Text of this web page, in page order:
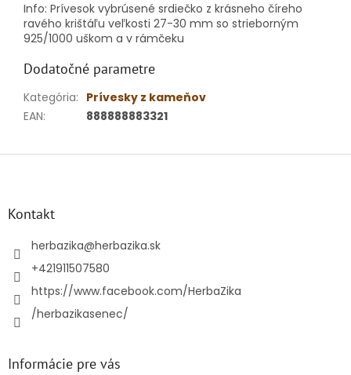
Info: Prívesok vybrúsené srdiečko z krásneho číreho
ravého krištáľu veľkosti 27-30 mm so strieborným
925/1000 uškom a v rámčeku
Dodatočné parametre
Kategória: Prívesky z kameňov
EAN: 888888883321
Kontakt
herbazika@herbazika.sk
+421911507580
https://www.facebook.com/HerbaZika
/herbazikasenec/
Informácie pre vás